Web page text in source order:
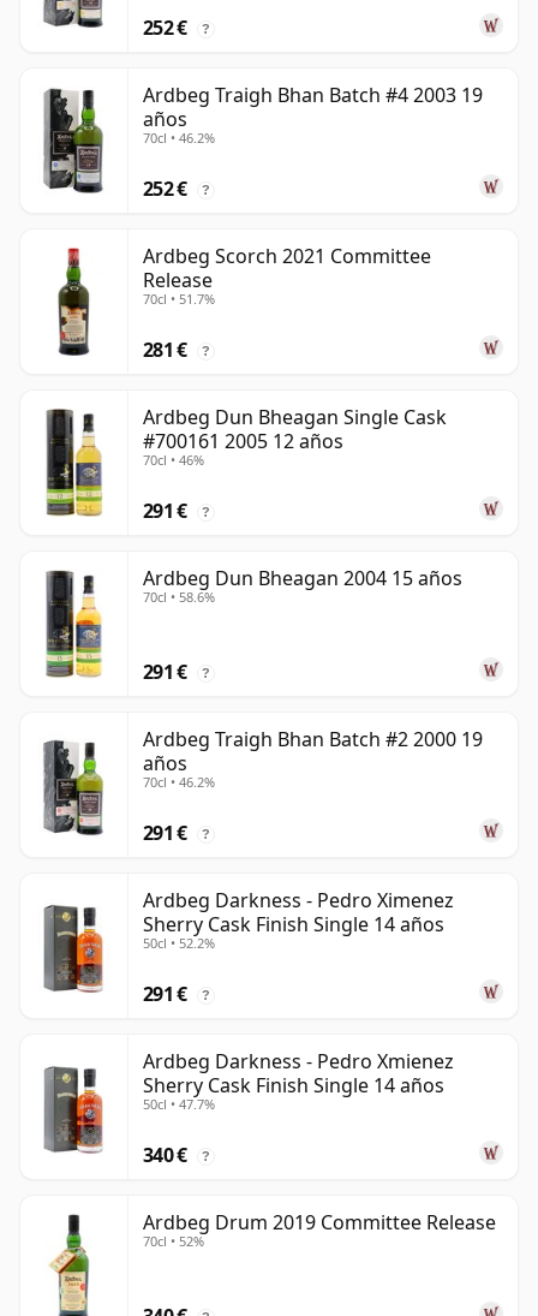
252 € ?
Ardbeg Traigh Bhan Batch #4 2003 19
años
70cl • 46.2%
252 € ?
Ardbeg Scorch 2021 Committee
Release
70cl • 51.7%
281 € ?
Ardbeg Dun Bheagan Single Cask
#700161 2005 12 años
70cl • 46%
291 € ?
Ardbeg Dun Bheagan 2004 15 años
70cl • 58.6%
291 € ?
Ardbeg Traigh Bhan Batch #2 2000 19
años
70cl • 46.2%
291 € ?
Ardbeg Darkness - Pedro Ximenez
Sherry Cask Finish Single 14 años
50cl • 52.2%
291 € ?
Ardbeg Darkness - Pedro Xmienez
Sherry Cask Finish Single 14 años
50cl • 47.7%
340 € ?
Ardbeg Drum 2019 Committee Release
70cl • 52%